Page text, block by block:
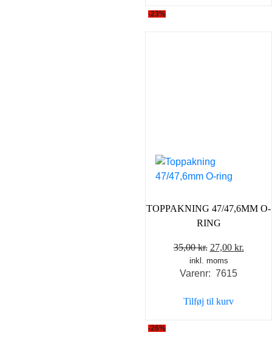
-23%
TOPPAKNING 47/47,6MM O-
RING
35,00kr. Den
oprindelige
pris
35,00 kr..
27,00 kr.
inkl. moms
Varenr: 7615
Tilføj til kurv
-26%